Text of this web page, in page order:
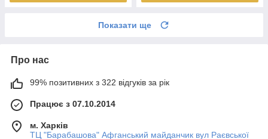
Показати ще
Про нас
99% позитивних з 322 відгуків за рік
Працює з 07.10.2014
м. Харків
ТЦ "Барабашова" Афганський майданчик вул Раєвської